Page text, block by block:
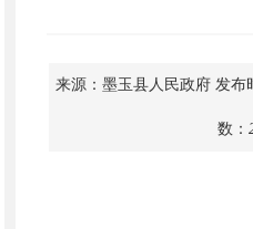
来源：墨玉县人民政府 发布
数：